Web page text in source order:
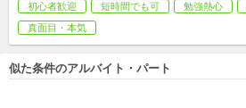
初心者歓迎 短時間でも可 勉強熱心
真面目・本気
似た条件のアルバイト・パート